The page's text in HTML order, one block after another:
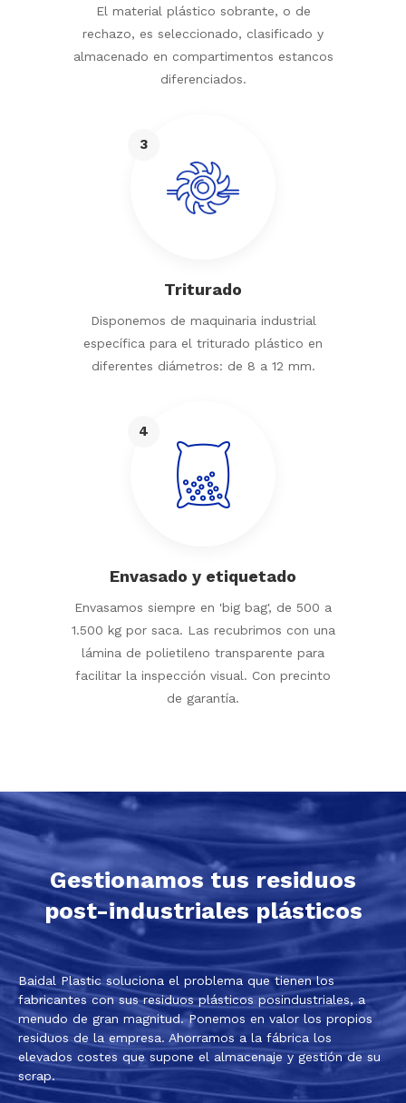
El material plástico sobrante, o de
rechazo, es seleccionado, clasificado y
almacenado en compartimentos estancos
diferenciados.
3
Triturado
Disponemos de maquinaria industrial
específica para el triturado plástico en
diferentes diámetros: de 8 a 12 mm.
4
Envasado y etiquetado
Envasamos siempre en 'big bag', de 500 a
1.500 kg por saca. Las recubrimos con una
lámina de polietileno transparente para
facilitar la inspección visual. Con precinto
de garantía.
Gestionamos tus residuos
post-industriales plásticos
Baidal Plastic soluciona el problema que tienen los
fabricantes con sus residuos plásticos posindustriales, a
menudo de gran magnitud. Ponemos en valor los propios
residuos de la empresa. Ahorramos a la fábrica los
elevados costes que supone el almacenaje y gestión de su
scrap.